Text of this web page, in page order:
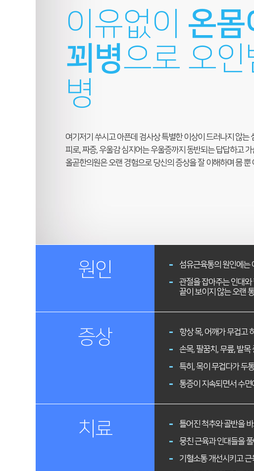
이유없이 온몸
꾀병으로 오
병
여기저기 쑤시고 아픈데 검사상 특별한 이상이 드러나지 않는
피로, 짜증, 우울감 심지어는 우울증까지 동반되는 답답하고
올곧한의원은 오랜 경험으로 당신의 증상을 잘 이해하며 몸 뿐
원인
섬유근육통의 원인에는
관절을 잡아주는 인대
끝이 보이지 않는 오랜
증상
항상 목, 어깨가 무겁고
손목, 팔꿈치, 무릎, 발목
특히, 목이 무겁다가 두
통증이 지속되면서 수면
치료
틀어진 척추와 골반을
뭉친 근육과 인대들을
기혈소통 개선시키고 근